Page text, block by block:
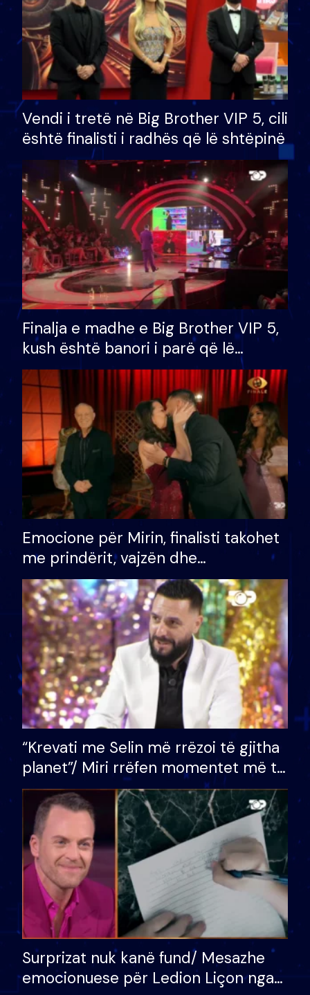
Vendi i tretë në Big Brother VIP 5, cili
është finalisti i radhës që lë shtëpinë
Finalja e madhe e Big Brother VIP 5,
kush është banori i parë që lë
shtëpinë dhe humb mundësinë për
të fituar çmimin e madh
Emocione për Mirin, finalisti takohet
me prindërit, vajzën dhe
bashkëshorten: S’kemi ndonjë letër
divorci apo jo?
“Krevati me Selin më rrëzoi të gjitha
planet”/ Miri rrëfen momentet më të
bukura në shtëpinë e BB VIP: Do më
mungojë zilja e mëngjesit kur…
Surprizat nuk kanë fund/ Mesazhe
emocionuese për Ledion Liçon nga